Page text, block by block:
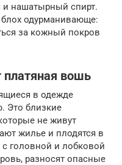
и нашатырный спирт.
блох одурманивающе:
за кожный покров
платяная вошь
в одежде
Это близкие
не живут
жилье и плодятся в
головной и лобковой
разносят опасные